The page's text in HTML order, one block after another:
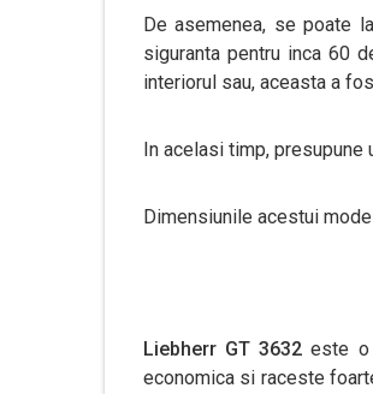
De asemenea, se poate
siguranta pentru inca 60
interiorul sau, aceasta a
In acelasi timp,
Dimensiunile acestui
Liebherr GT 3632este o
economica si raceste